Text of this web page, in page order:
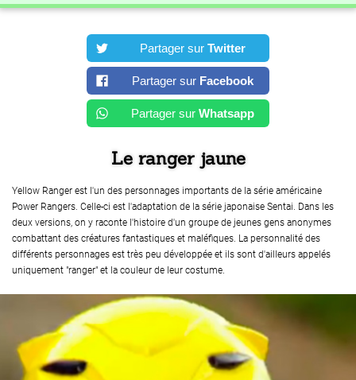
Partager sur Twitter
Partager sur Facebook
Partager sur Whatsapp
Le ranger jaune
Yellow Ranger est l'un des personnages importants de la série américaine
Power Rangers. Celle-ci est l'adaptation de la série japonaise Sentai. Dans les
deux versions, on y raconte l'histoire d'un groupe de jeunes gens anonymes
combattant des créatures fantastiques et maléfiques. La personnalité des
différents personnages est très peu développée et ils sont d'ailleurs appelés
uniquement "ranger" et la couleur de leur costume.